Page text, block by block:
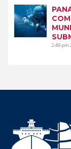
2:49 pm